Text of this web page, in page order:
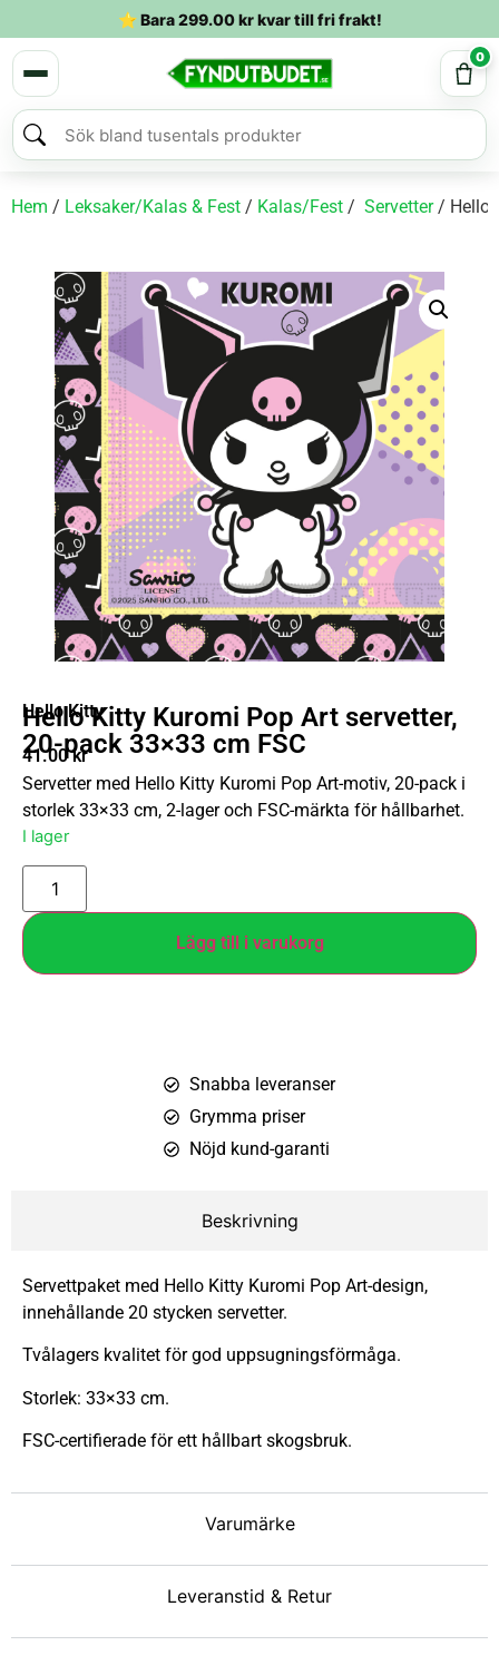
⭐ Bara299.00krkvar till fri frakt!
0
Hem / Leksaker/Kalas & Fest / Kalas/Fest / Servetter/ Hello
Hello Kitty
Hello Kitty Kuromi Pop Art servetter,
20-pack 33×33 cm FSC
41.00kr
Servetter med Hello Kitty Kuromi Pop Art-motiv, 20-pack i
storlek 33×33 cm, 2-lager och FSC-märkta för hållbarhet.
I lager
Lägg till i varukorg
Snabba leveranser
Grymma priser
Nöjd kund-garanti
Beskrivning
Varumärke
Leveranstid & Retur
Servettpaket med Hello Kitty Kuromi Pop Art-design,
innehållande 20 stycken servetter.
Tvålagers kvalitet för god uppsugningsförmåga.
Storlek: 33×33 cm.
FSC-certifierade för ett hållbart skogsbruk.